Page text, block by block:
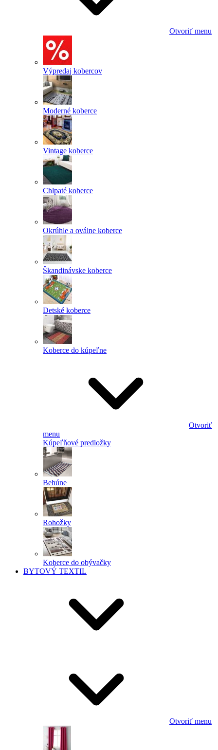
Otvoriť menu
Výpredaj kobercov
Moderné koberce
Vintage koberce
Chlpaté koberce
Okrúhle a oválne koberce
Škandinávske koberce
Detské koberce
Koberce do kúpeľne
Otvoriť
menu
Kúpeľňové predložky
Behúne
Rohožky
Koberce do obývačky
BYTOVÝ TEXTIL
Otvoriť menu